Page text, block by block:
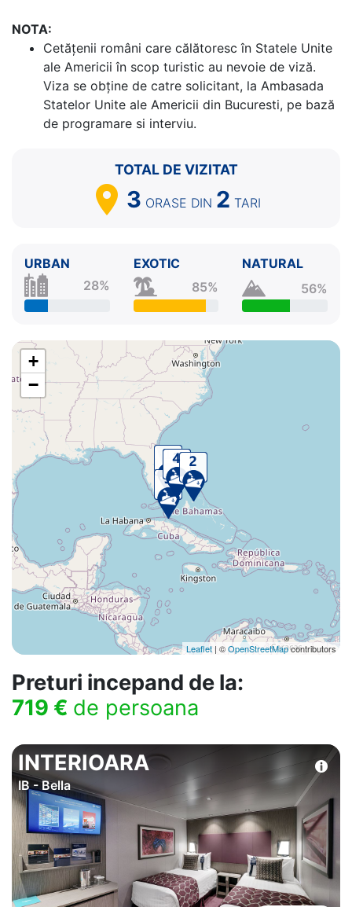
3. Ocean Cay, MSC Marine Reserve
- 23:59
Ocean Cay, MSC Marine Reserve Bahamas 00:01
- 18:00
Miami, Florida SUA 07:00 - ⚓
NOTA:
Cetăţenii români care călătoresc în Statele Unite
ale Americii în scop turistic au nevoie de viză.
Viza se obține de catre solicitant, la Ambasada
Statelor Unite ale Americii din Bucuresti, pe bază
de programare si interviu.
TOTAL DE VIZITAT
3 ORASE DIN 2 TARI
URBAN
28%
EXOTIC
85%
NATURAL
56%
+
−
Leaflet | ©OpenStreetMapcontributors
Preturi incepand de la:
719 € de persoana
INTERIOARA
IB - Bella